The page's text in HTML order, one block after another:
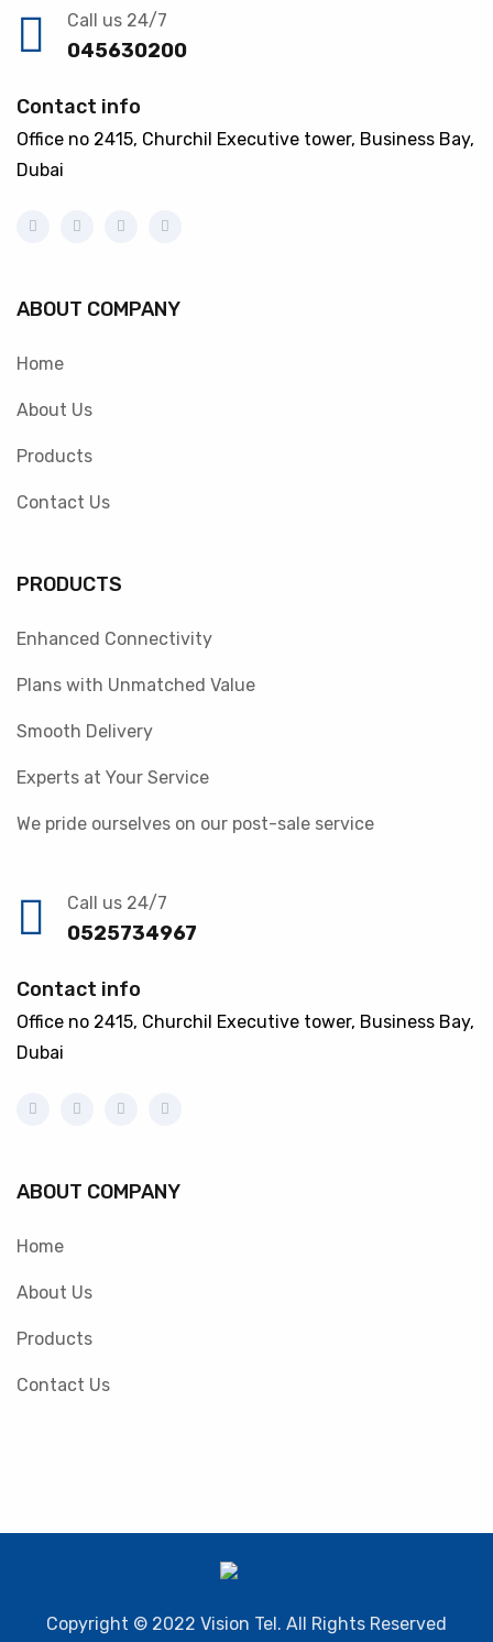
Call us 24/7
045630200
Contact info
Office no 2415, Churchil Executive tower, Business Bay,
Dubai
ABOUT COMPANY
Home
About Us
Products
Contact Us
PRODUCTS
Enhanced Connectivity
Plans with Unmatched Value
Smooth Delivery
Experts at Your Service
We pride ourselves on our post-sale service
Call us 24/7
0525734967
Contact info
Office no 2415, Churchil Executive tower, Business Bay,
Dubai
ABOUT COMPANY
Home
About Us
Products
Contact Us
Copyright © 2022 Vision Tel. All Rights Reserved